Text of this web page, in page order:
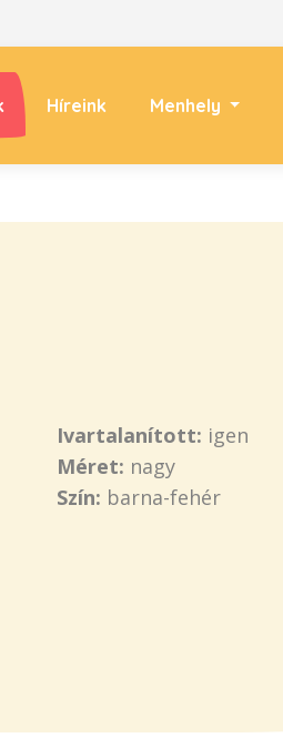
Híreink Menhely
Ivartalanított: igen
Méret: nagy
Szín: barna-fehér